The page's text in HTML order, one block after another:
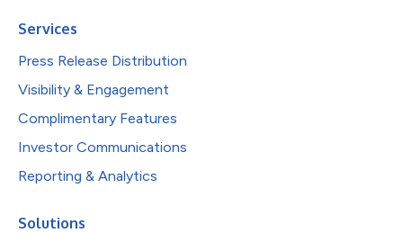
Services
Press Release Distribution
Visibility & Engagement
Complimentary Features
Investor Communications
Reporting & Analytics
Solutions